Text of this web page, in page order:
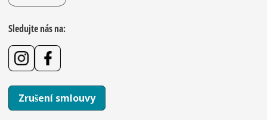
Sledujte nás na:
Zrušení smlouvy